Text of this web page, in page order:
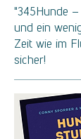
"345Hunde
und ein
Zeit wie im
sicher!